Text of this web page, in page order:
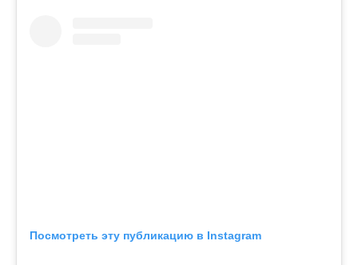
Посмотреть эту публикацию в Instagram